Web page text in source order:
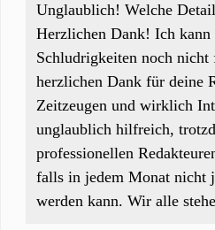
Unglaublich! Welche
Herzlichen Dank! Ich kann
Schludrigkeiten noch nicht
herzlichen Dank für deine
Zeitzeugen und wirklich
unglaublich hilfreich,
professionellen
falls in jedem Monat nicht
werden kann. Wir alle